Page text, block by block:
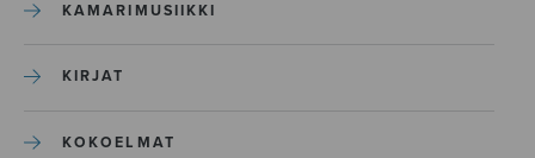
KAMARIMUSIIKKI
KIRJAT
KOKOELMAT